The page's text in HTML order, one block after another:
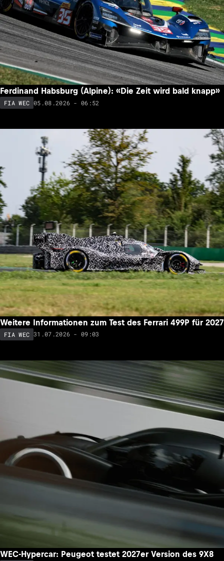
Ferdinand Habsburg (Alpine): «Die Zeit wird bald knapp»
FIA WEC 05.08.2026 - 06:52
Weitere Informationen zum Test des Ferrari 499P für 2027
FIA WEC 31.07.2026 - 09:03
WEC-Hypercar: Peugeot testet 2027er Version des 9X8